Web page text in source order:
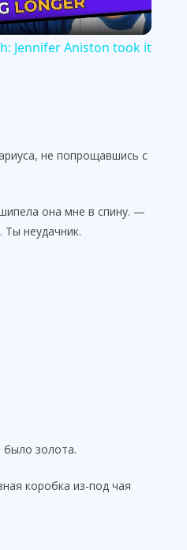
l
V
i
Jennifer Aniston took it
не попрощавшись с
она мне в спину. —
неудачник.
было золота.
коробка из-под чая